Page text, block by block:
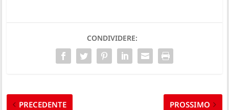
CONDIVIDERE:
PRECEDENTE PROSSIMO